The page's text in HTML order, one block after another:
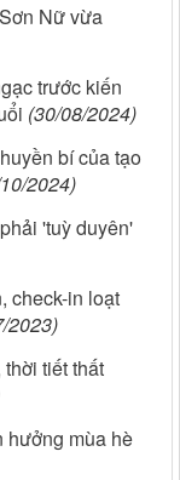
Nữ vừa
trước kiến
(30/08/2024)
bí của tạo
2024)
'tuỳ duyên'
check-in loạt
2023)
tiết thất
hưởng mùa hè